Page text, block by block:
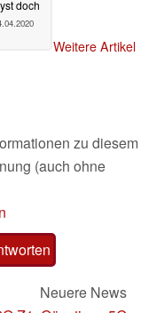
doch
Weitere Artikel
zu diesem
(auch ohne
Neuere News